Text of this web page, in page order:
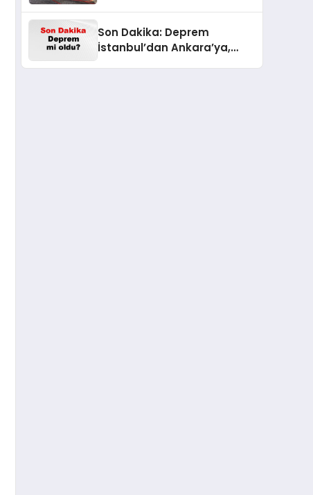
Son Dakika: Deprem
İstanbul’dan Ankara’ya,